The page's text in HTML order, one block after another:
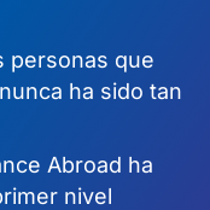
personas que
ha sido tan
Abroad ha
nivel